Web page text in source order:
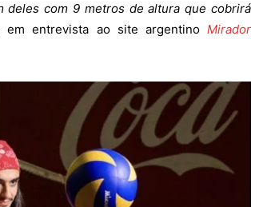
deles com 9 metros de altura que cobrirá
em entrevista ao site argentinoMirador